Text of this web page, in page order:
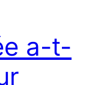
a-t-